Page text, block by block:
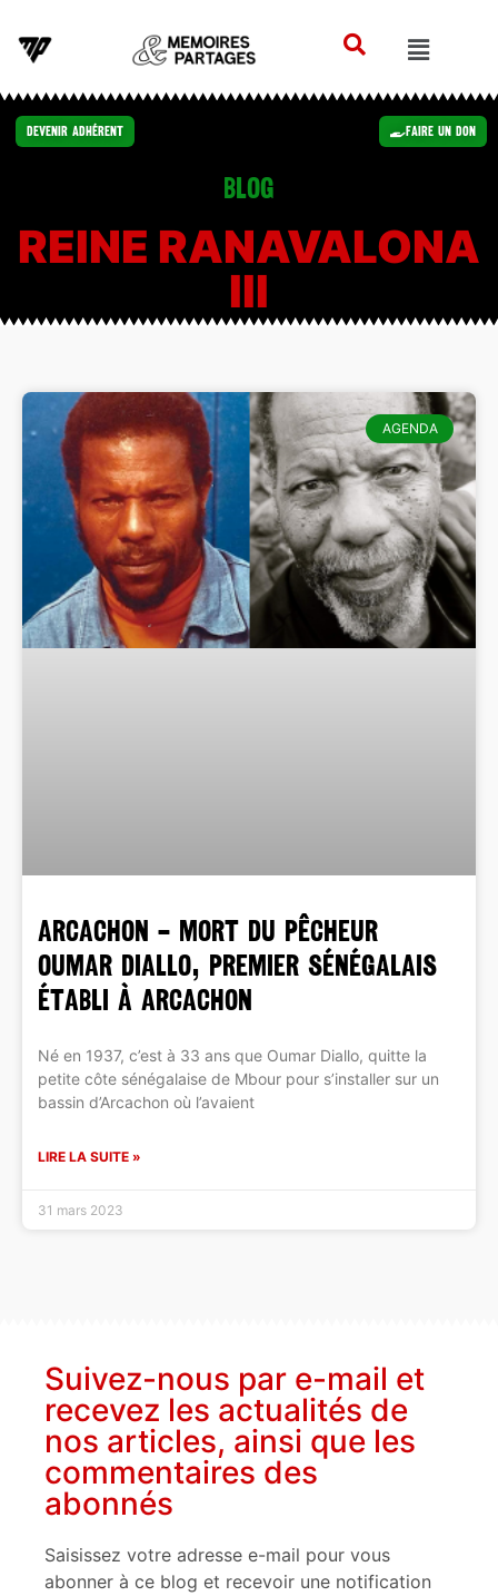
Devenir Adhérent Faire un Don
Blog
REINE RANAVALONA
III
AGENDA
ARCACHON – Mort du pêcheur
Oumar Diallo, premier sénégalais
établi à Arcachon
Né en 1937, c’est à 33 ans que Oumar Diallo, quitte la
petite côte sénégalaise de Mbour pour s’installer sur un
bassin d’Arcachon où l’avaient
LIRE LA SUITE »
31 mars 2023
Suivez-nous par e-mail et
recevez les actualités de
nos articles, ainsi que les
commentaires des
abonnés
Saisissez votre adresse e-mail pour vous
abonner à ce blog et recevoir une notification